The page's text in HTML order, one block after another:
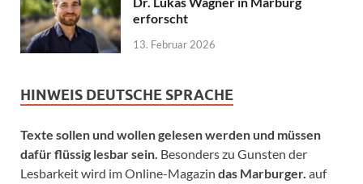
erforscht
13. Februar 2026
HINWEIS DEUTSCHE SPRACHE
Texte sollen und wollen gelesen werden und müssen
dafür flüssig lesbar sein. Besonders zu Gunsten der
Lesbarkeit wird im Online-Magazin das Marburger. auf